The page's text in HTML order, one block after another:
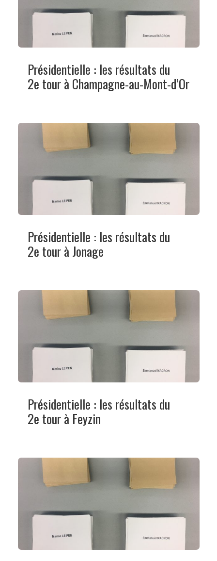
Présidentielle : les résultats du
2e tour à Champagne-au-Mont-d’Or
Présidentielle : les résultats du
2e tour à Jonage
Présidentielle : les résultats du
2e tour à Feyzin